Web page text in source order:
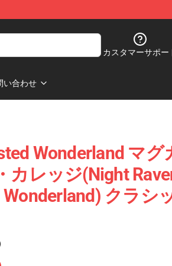
カスタマーサポー
い合わせ
Wonderland マグ
カレッジ(Night
クラシ